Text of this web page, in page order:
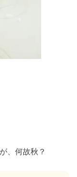
、何故秋？